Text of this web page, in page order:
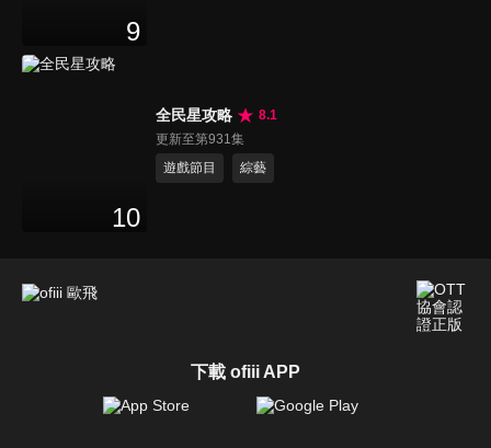
9
10
全民星攻略
8.1
更新至第931集
遊戲節目
綜藝
下載 ofiii APP